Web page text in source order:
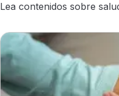
Lea contenidos sobre